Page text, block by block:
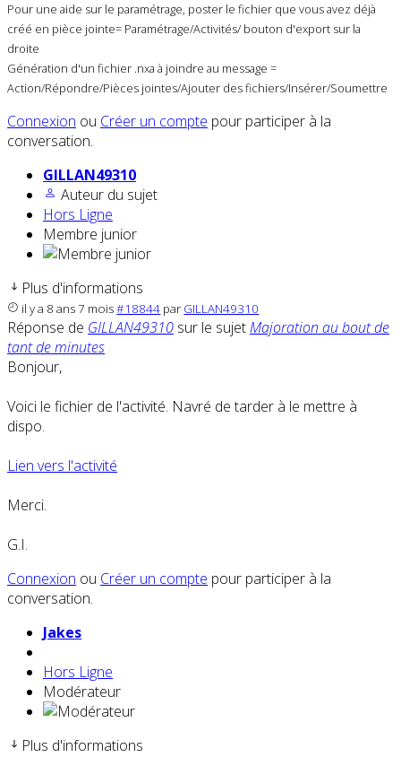
Pour une aide sur le paramétrage, poster le fichier que vous avez déjà
créé en pièce jointe= Paramétrage/Activités/ bouton d'export sur la
droite
Génération d'un fichier .nxa à joindre au message =
Action/Répondre/Pièces jointes/Ajouter des fichiers/Insérer/Soumettre
Connexion ou Créer un compte pour participer à la
conversation.
GILLAN49310
Auteur du sujet
Hors Ligne
Membre junior
Plus d'informations
il y a 8 ans 7 mois#18844 par GILLAN49310
Réponse de GILLAN49310 sur le sujetMajoration au bout de
tant de minutes
Bonjour,
Voici le fichier de l'activité. Navré de tarder à le mettre à
dispo.
Lien vers l'activité
Merci.
G.I.
Connexion ou Créer un compte pour participer à la
conversation.
Jakes
Hors Ligne
Modérateur
Plus d'informations